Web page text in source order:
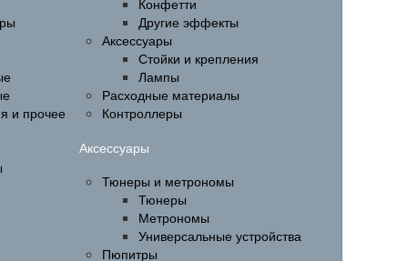
и прочее
Конфетти
Другие эффекты
Аксессуары
Стойки и крепления
Лампы
Расходные материалы
Контроллеры
Аксессуары
Тюнеры и метрономы
Тюнеры
Метрономы
Универсальные устройства
Пюпитры